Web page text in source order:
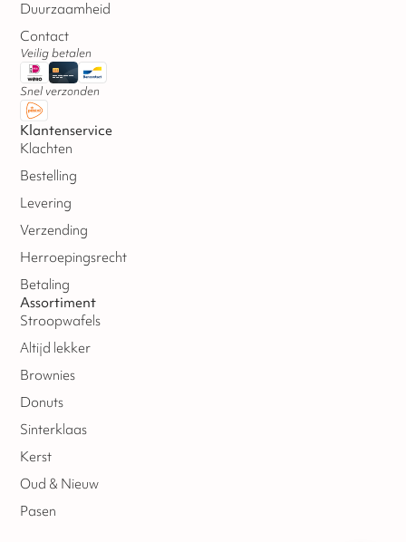
Duurzaamheid
Contact
Veilig betalen
Snel verzonden
Klantenservice
Klachten
Bestelling
Levering
Verzending
Herroepingsrecht
Betaling
Assortiment
Stroopwafels
Altijd lekker
Brownies
Donuts
Sinterklaas
Kerst
Oud & Nieuw
Pasen